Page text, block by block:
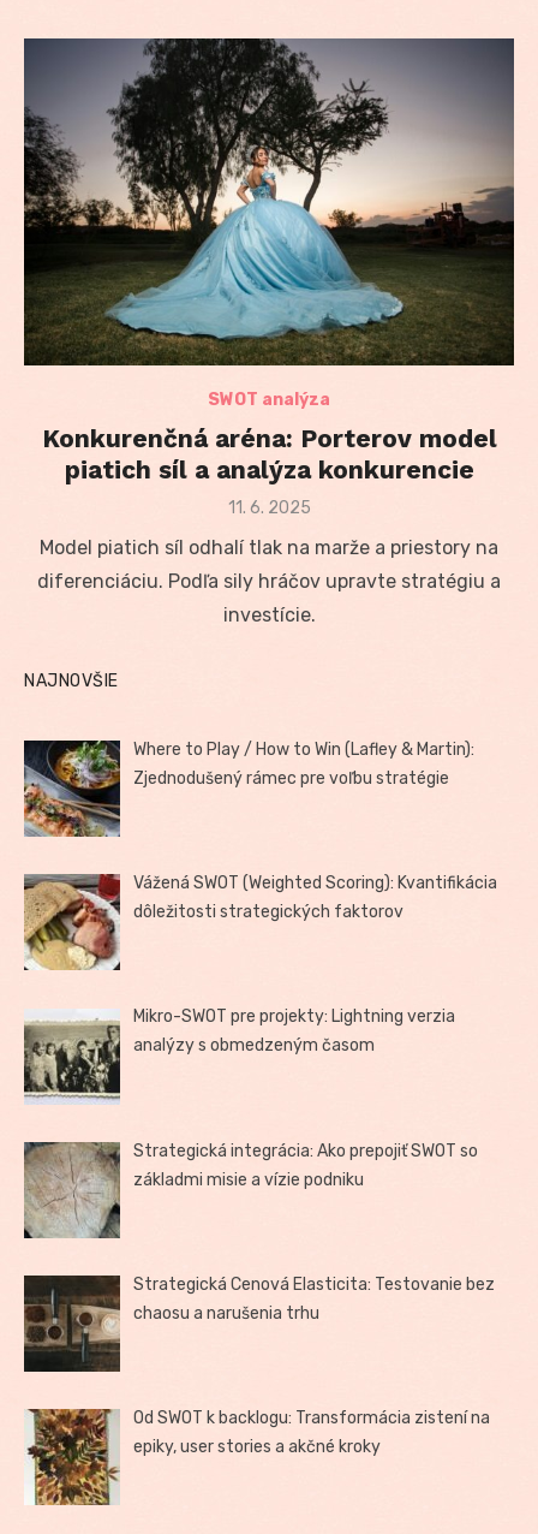
SWOT analýza
Konkurenčná aréna: Porterov model
piatich síl a analýza konkurencie
Posted
11. 6. 2025
Model piatich síl odhalí tlak na marže a priestory na
diferenciáciu. Podľa sily hráčov upravte stratégiu a
investície.
NAJNOVŠIE
Where to Play / How to Win (Lafley & Martin):
Zjednodušený rámec pre voľbu stratégie
Vážená SWOT (Weighted Scoring): Kvantifikácia
dôležitosti strategických faktorov
Mikro-SWOT pre projekty: Lightning verzia
analýzy s obmedzeným časom
Strategická integrácia: Ako prepojiť SWOT so
základmi misie a vízie podniku
Strategická Cenová Elasticita: Testovanie bez
chaosu a narušenia trhu
Od SWOT k backlogu: Transformácia zistení na
epiky, user stories a akčné kroky